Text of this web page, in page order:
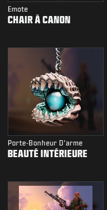
Emote
CHAIR À CANON
Porte-Bonheur D'arme
BEAUTÉ INTÉRIEURE